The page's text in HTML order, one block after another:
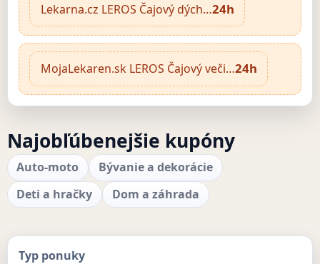
Lekarna.cz LEROS Čajový dých…24h
MojaLekaren.sk LEROS Čajový veči…24h
Najobľúbenejšie kupóny
Auto-moto
Bývanie a dekorácie
Deti a hračky
Dom a záhrada
Typ ponuky